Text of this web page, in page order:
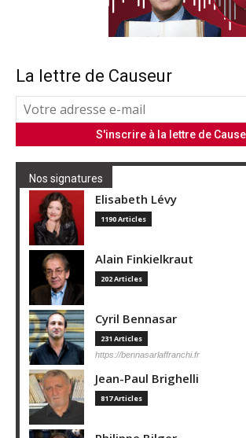
La lettre de Causeur
Nos signatures
Elisabeth Lévy
1190 Articles
Alain Finkielkraut
202 Articles
Cyril Bennasar
231 Articles
https://bennasarlaffranchi.fr
Jean-Paul Brighelli
817 Articles